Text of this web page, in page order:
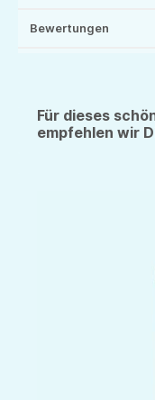
Bewertungen
Für dieses
empfehlen wir